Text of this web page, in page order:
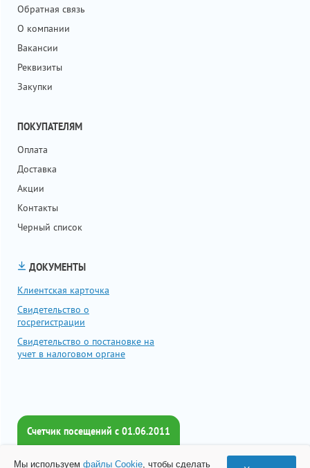
Обратная связь
О компании
Вакансии
Реквизиты
Закупки
ПОКУПАТЕЛЯМ
Оплата
Доставка
Акции
Контакты
Черный список
ДОКУМЕНТЫ
Клиентская карточка
Свидетельство о
госрегистрации
Свидетельство о постановке на
учет в налоговом органе
Счетчик посещений c 01.06.2011
Всего посетителей:
Мы используем файлы Cookie, чтобы сделать